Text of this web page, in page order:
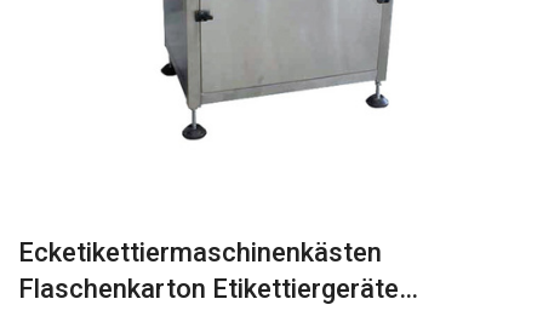
Ecketikettiermaschinenkästen
Flaschenkarton Etikettiergeräte…